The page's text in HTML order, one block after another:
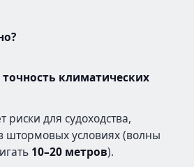
точность климатических
для судоходства,
штормовых условиях (волны
10–20 метров).